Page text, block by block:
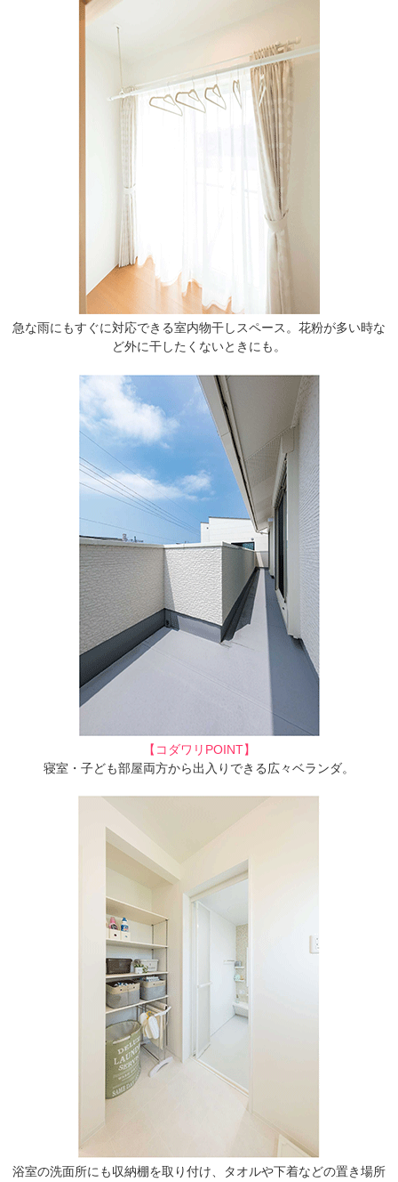
急な雨にもすぐに対応できる室内物干しスペース。花粉が多い時な
ど外に干したくないときにも。
【コダワリPOINT】
寝室・子ども部屋両方から出入りできる広々ベランダ。
浴室の洗面所にも収納棚を取り付け、タオルや下着などの置き場所